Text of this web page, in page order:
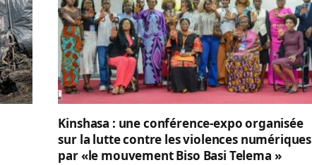
Kinshasa : une conférence-expo organisée
sur la lutte contre les violences numériques
par «le mouvement Biso Basi Telema »